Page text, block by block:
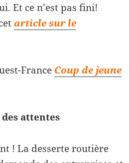
Et ce n’est pas fini!
article sur le
France Coup de jeune
attentes
! La desserte routière